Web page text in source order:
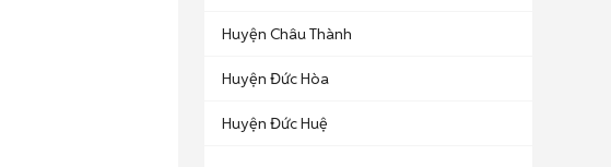
Huyện Châu Thành
Huyện Đức Hòa
Huyện Đức Huệ